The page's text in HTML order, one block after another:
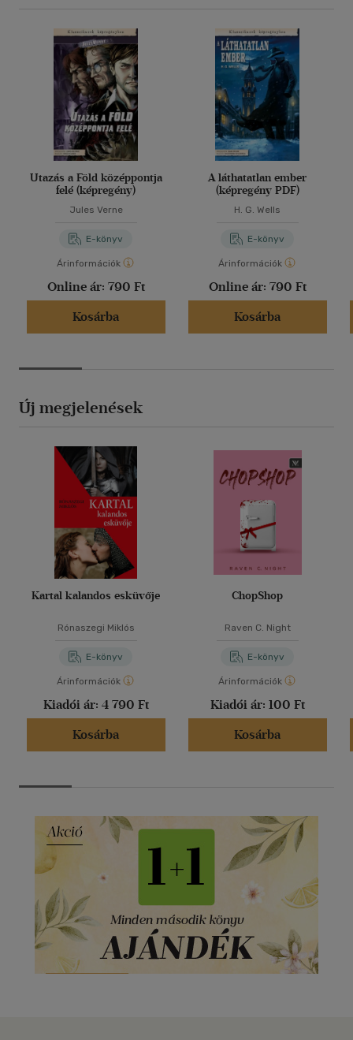
Utazás a Föld középpontja
felé (képregény)
Jules Verne
E-könyv
Árinformációk
Online ár: 790 Ft
Kosárba
A láthatatlan ember
(képregény PDF)
H. G. Wells
E-könyv
Árinformációk
Online ár: 790 Ft
Kosárba
Új megjelenések
Kartal kalandos esküvője
Rónaszegi Miklós
E-könyv
Árinformációk
Kiadói ár: 4 790 Ft
Kosárba
ChopShop
Raven C. Night
E-könyv
Árinformációk
Kiadói ár: 100 Ft
Kosárba